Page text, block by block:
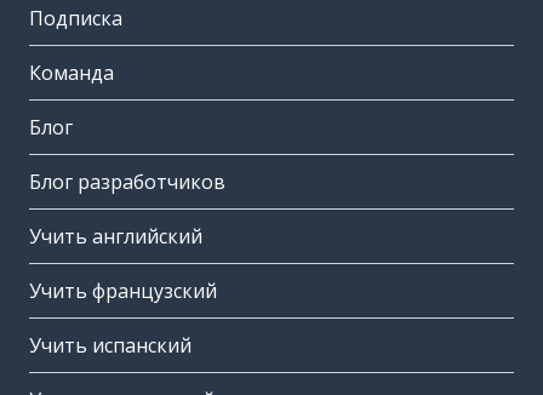
Подписка
Команда
Блог
Блог разработчиков
Учить английский
Учить французский
Учить испанский